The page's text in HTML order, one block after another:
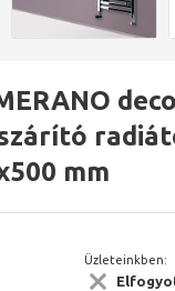
mm
Üzleteinkben: